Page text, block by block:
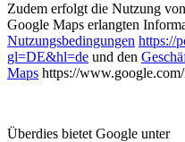
Zudem erfolgt die Nutzung
Google Maps erlangten
Nutzungsbedingungen https://
gl=DE&hl=de und den
Maps https://
Überdies bietet Google unter